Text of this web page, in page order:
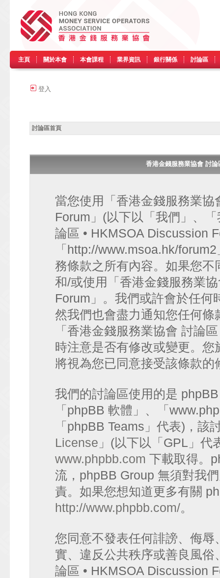
主頁 關於本會 本會課程 業界資訊 銀行關係 討論區
登入
討論區首頁
香港金錢服務業協會 討
當您使用「香港金錢服務業
Forum」(以下以「我們」、
論區 • HKMSOA Discussion
「http://www.msoa.hk/
務條款之所有內容。如果您
和/或使用「香港金錢服務業
Forum」。我們或許會於任何
然我們也會盡力通知您任何
「香港金錢服務業協會 討論
時注意是否有修改或變更。
將視為您已同意接受該條款的
我們的討論區使用的是
「phpBB 軟體」、「
「phpBB Teams」代表)，該
License 」(以下以「GPL」代
www.phpbb.com 下載取得。
流，phpBB Group 無須對我
責。如果您想知道更多有關
http://www.phpbb.com/。
您同意不發表任何誹謗、侮
實、違反公共秩序或善良風
論區 • HKMSOA Discussion